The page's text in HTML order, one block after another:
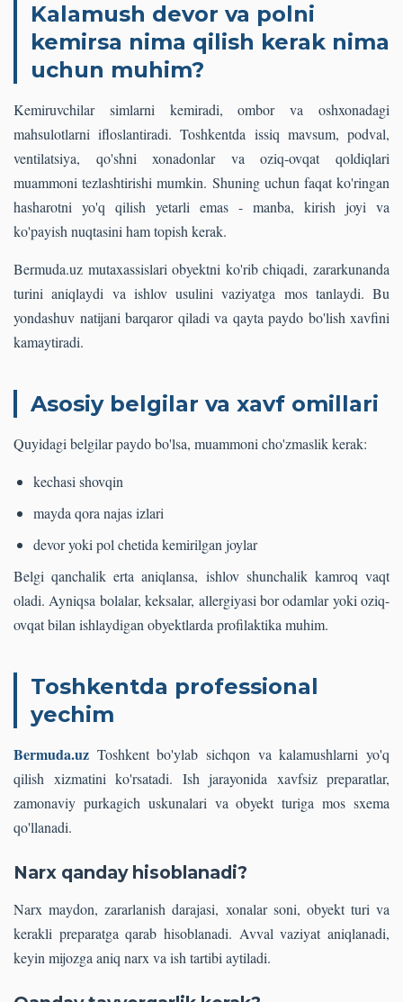
Kalamush devor va polni
kemirsa nima qilish kerak nima
uchun muhim?
Kemiruvchilar simlarni kemiradi, ombor va oshxonadagi
mahsulotlarni ifloslantiradi. Toshkentda issiq mavsum, podval,
ventilatsiya, qo'shni xonadonlar va oziq-ovqat qoldiqlari
muammoni tezlashtirishi mumkin. Shuning uchun faqat ko'ringan
hasharotni yo'q qilish yetarli emas - manba, kirish joyi va
ko'payish nuqtasini ham topish kerak.
Bermuda.uz mutaxassislari obyektni ko'rib chiqadi, zararkunanda
turini aniqlaydi va ishlov usulini vaziyatga mos tanlaydi. Bu
yondashuv natijani barqaror qiladi va qayta paydo bo'lish xavfini
kamaytiradi.
Asosiy belgilar va xavf omillari
Quyidagi belgilar paydo bo'lsa, muammoni cho'zmaslik kerak:
kechasi shovqin
mayda qora najas izlari
devor yoki pol chetida kemirilgan joylar
Belgi qanchalik erta aniqlansa, ishlov shunchalik kamroq vaqt
oladi. Ayniqsa bolalar, keksalar, allergiyasi bor odamlar yoki oziq-
ovqat bilan ishlaydigan obyektlarda profilaktika muhim.
Toshkentda professional
yechim
Bermuda.uz Toshkent bo'ylab sichqon va kalamushlarni yo'q
qilish xizmatini ko'rsatadi. Ish jarayonida xavfsiz preparatlar,
zamonaviy purkagich uskunalari va obyekt turiga mos sxema
qo'llanadi.
Narx qanday hisoblanadi?
Narx maydon, zararlanish darajasi, xonalar soni, obyekt turi va
kerakli preparatga qarab hisoblanadi. Avval vaziyat aniqlanadi,
keyin mijozga aniq narx va ish tartibi aytiladi.